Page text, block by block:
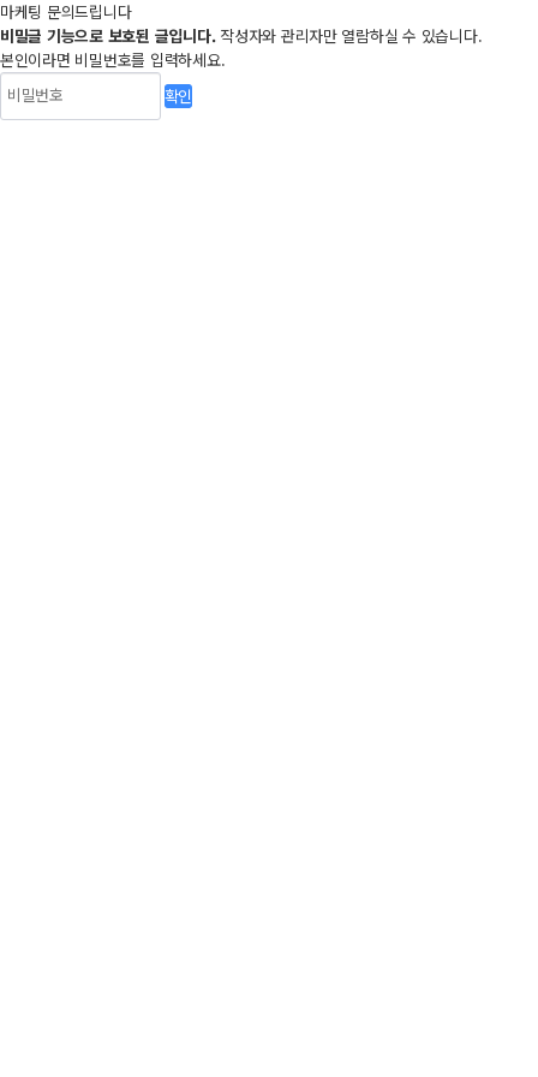
마케팅 문의드립니다
비밀글 기능으로 보호된 글입니다.작성자와 관리자만 열람하실 수 있습니다.
본인이라면 비밀번호를 입력하세요.